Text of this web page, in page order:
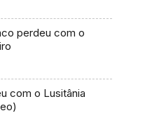
perdeu com o
com o Lusitânia